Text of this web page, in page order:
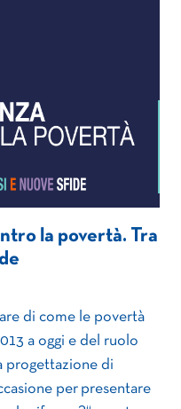
la povertà. Tra
di come le povertà
a oggi e del ruolo
progettazione di
per presentare